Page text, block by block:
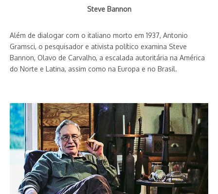
Steve Bannon
Além de dialogar com o italiano morto em 1937, Antonio
Gramsci, o pesquisador e ativista político examina Steve
Bannon, Olavo de Carvalho, a escalada autoritária na América
do Norte e Latina, assim como na Europa e no Brasil.